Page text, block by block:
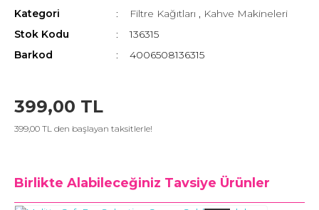
Kategori Filtre Kağıtları , Kahve Makineleri
Stok Kodu
136315
Barkod
4006508136315
399,00 TL
399,00 TL den başlayan taksitlerle!
Birlikte Alabileceğiniz Tavsiye Ürünler